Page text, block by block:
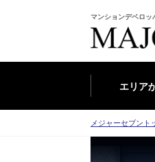
マンションデベロッ
エリア
メジャーセブント